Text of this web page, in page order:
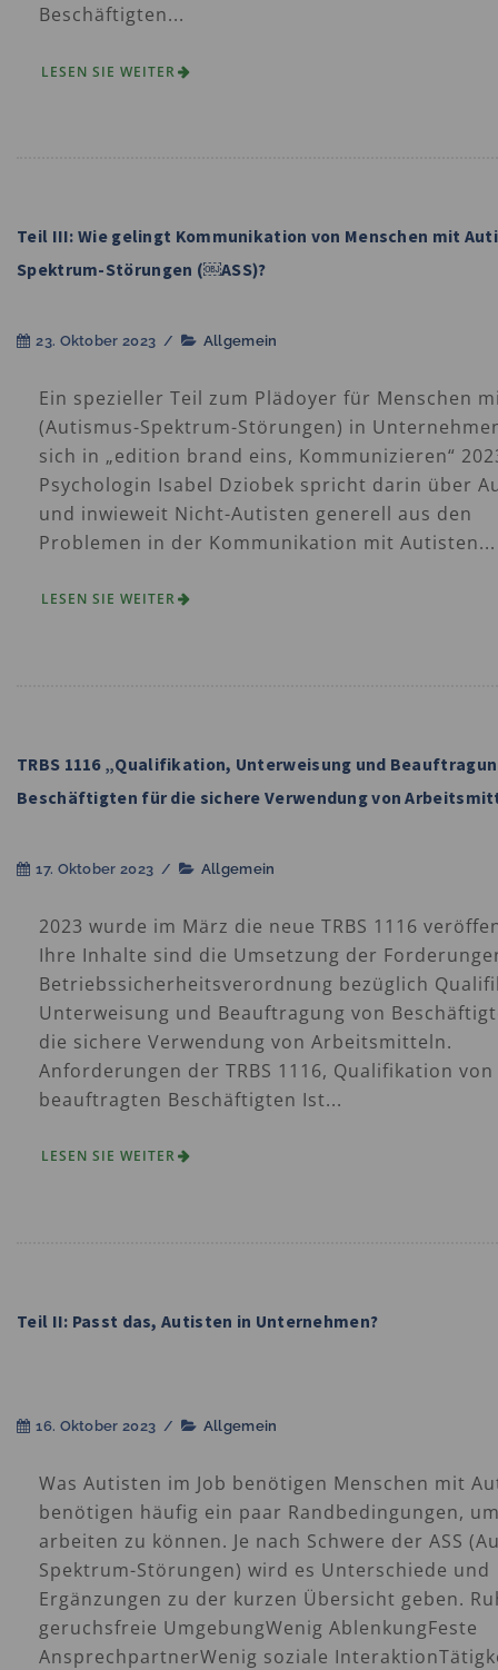
Beschäftigten...
LESEN SIE WEITER
Teil III: Wie gelingt Kommunikation von Menschen mit
Spektrum-Störungen (￼ASS)?
23. Oktober 2023 / Allgemein
Ein spezieller Teil zum Plädoyer für Menschen
(Autismus-Spektrum-Störungen) in
sich in „edition brand eins, Kommunizieren“
Psychologin Isabel Dziobek spricht darin über
und inwieweit Nicht-Autisten generell aus den
Problemen in der Kommunikation mit Autisten...
LESEN SIE WEITER
TRBS 1116 „Qualifikation, Unterweisung und
Beschäftigten für die sichere Verwendung von
17. Oktober 2023 / Allgemein
2023 wurde im März die neue TRBS 1116
Ihre Inhalte sind die Umsetzung der
Betriebssicherheitsverordnung bezüglich
Unterweisung und Beauftragung von
die sichere Verwendung von Arbeitsmitteln.
Anforderungen der TRBS 1116, Qualifikation von
beauftragten Beschäftigten Ist...
LESEN SIE WEITER
Teil II: Passt das, Autisten in Unternehmen?
16. Oktober 2023 / Allgemein
Was Autisten im Job benötigen Menschen mit
benötigen häufig ein paar Randbedingungen,
arbeiten zu können. Je nach Schwere der ASS
Spektrum-Störungen) wird es Unterschiede und
Ergänzungen zu der kurzen Übersicht geben.
geruchsfreie UmgebungWenig AblenkungFeste
AnsprechpartnerWenig soziale